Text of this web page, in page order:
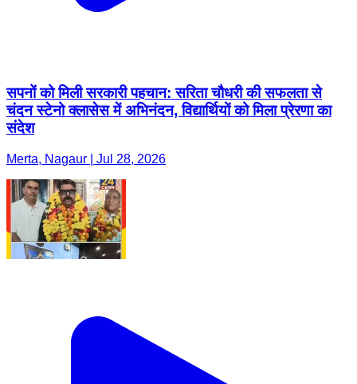
सपनों को मिली सरकारी पहचान: सरिता चौधरी की सफलता से
चंदन स्टेनो क्लासेस में अभिनंदन, विद्यार्थियों को मिला प्रेरणा का
संदेश
Merta, Nagaur | Jul 28, 2026